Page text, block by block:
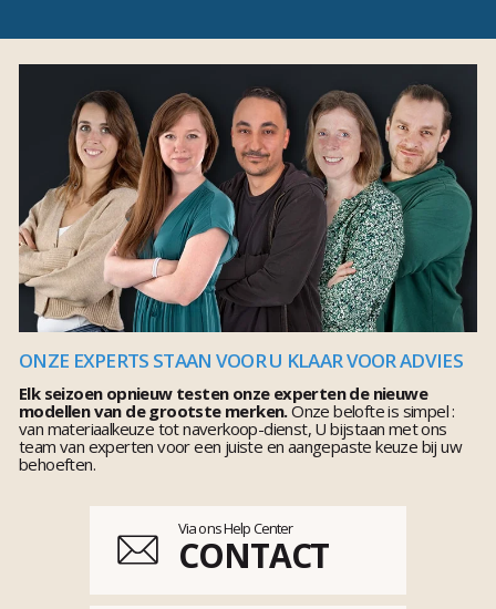
ONZE EXPERTS STAAN VOOR U KLAAR VOOR ADVIES
Elk seizoen opnieuw testen onze experten de nieuwe
modellen van de grootste merken.Onze belofte is simpel :
van materiaalkeuze tot naverkoop-dienst, U bijstaan met ons
team van experten voor een juiste en aangepaste keuze bij uw
behoeften.
Via ons Help Center
CONTACT